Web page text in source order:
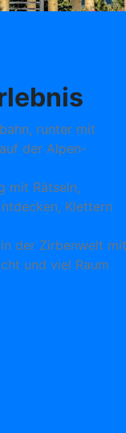
runter mit
der Alpen-
mit Rätseln,
Klettern
der Zirbenwelt mit
und viel Raum